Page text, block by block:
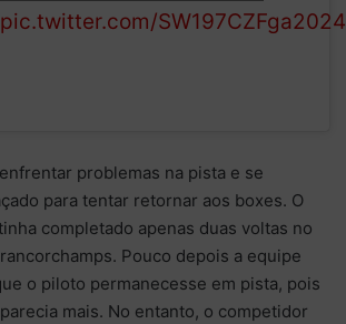
pic.twitter.com/SW197CZFga2024
problemas na pista e se
para tentar retornar aos boxes. O
completado apenas duas voltas no
Pouco depois a equipe
o piloto permanecesse em pista, pois
mais. No entanto, o competidor